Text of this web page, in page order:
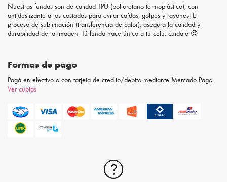
Nuestras fundas son de calidad TPU (poliuretano termoplástico), con
antideslizante a los costados para evitar caídas, golpes y rayones. El
proceso de sublimación (transferencia de calor), asegura la calidad y
durabilidad de la imagen. Tú funda hace único a tu celu, cuidalo 😉
Formas de pago
Pagá en efectivo o con tarjeta de credito/debito mediante Mercado Pago.
Ver cuotas